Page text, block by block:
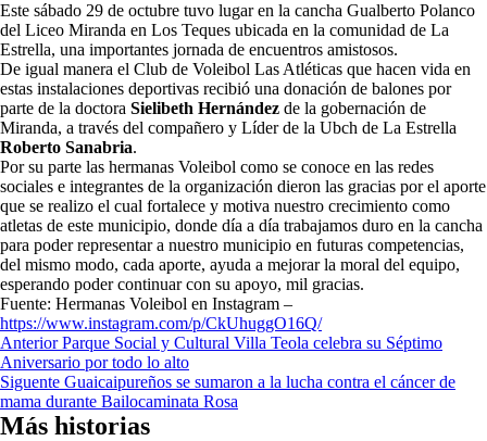
Este sábado 29 de octubre tuvo lugar en la cancha Gualberto Polanco
del Liceo Miranda en Los Teques ubicada en la comunidad de La
Estrella, una importantes jornada de encuentros amistosos.
De igual manera el Club de Voleibol Las Atléticas que hacen vida en
estas instalaciones deportivas recibió una donación de balones por
parte de la doctora Sielibeth Hernández de la gobernación de
Miranda, a través del compañero y Líder de la Ubch de La Estrella
Roberto Sanabria.
Por su parte las hermanas Voleibol como se conoce en las redes
sociales e integrantes de la organización dieron las gracias por el aporte
que se realizo el cual fortalece y motiva nuestro crecimiento como
atletas de este municipio, donde día a día trabajamos duro en la cancha
para poder representar a nuestro municipio en futuras competencias,
del mismo modo, cada aporte, ayuda a mejorar la moral del equipo,
esperando poder continuar con su apoyo, mil gracias.
Fuente: Hermanas Voleibol en Instagram –
https://www.instagram.com/p/CkUhuggO16Q/
Navegación
de
entradas
AnteriorParque Social y Cultural Villa Teola celebra su Séptimo
Aniversario por todo lo alto
Siguente Guaicaipureños se sumaron a la lucha contra el cáncer de
mama durante Bailocaminata Rosa
Más historias